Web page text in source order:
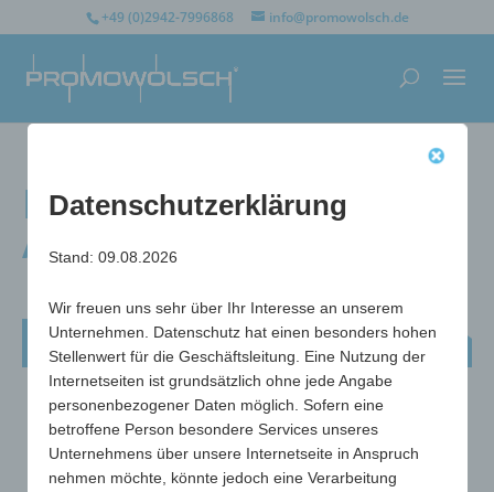
+49 (0)2942-7996868 info@promowolsch.de
Fliegenklatsche
Aeroplane
Fliegenklatsche Aeroplane
Datenschutzerklärung
Stand: 09.08.2026
Wir freuen uns sehr über Ihr Interesse an unserem
Unternehmen. Datenschutz hat einen besonders hohen
Stellenwert für die Geschäftsleitung. Eine Nutzung der
Internetseiten ist grundsätzlich ohne jede Angabe
personenbezogener Daten möglich. Sofern eine
betroffene Person besondere Services unseres
Unternehmens über unsere Internetseite in Anspruch
nehmen möchte, könnte jedoch eine Verarbeitung